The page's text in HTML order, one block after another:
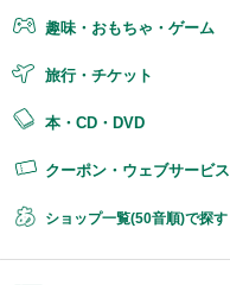
趣味・おもちゃ・ゲーム
旅行・チケット
本・CD・DVD
クーポン・ウェブサービス
ショップ一覧(50音順)で探す